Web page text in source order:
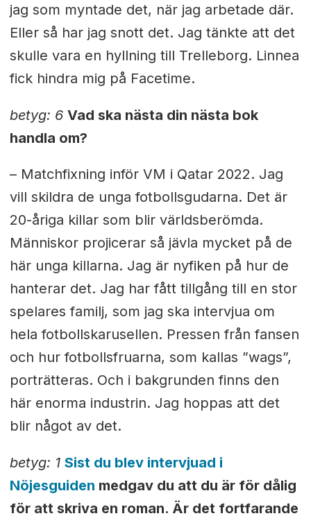
jag som myntade det, när jag arbetade där.
Eller så har jag snott det. Jag tänkte att det
skulle vara en hyllning till Trelleborg. Linnea
fick hindra mig på Facetime.
betyg: 6 Vad ska nästa din nästa bok
handla om?
– Matchfixning inför VM i Qatar 2022. Jag
vill skildra de unga fotbollsgudarna. Det är
20-åriga killar som blir världsberömda.
Människor projicerar så jävla mycket på de
här unga killarna. Jag är nyfiken på hur de
hanterar det. Jag har fått tillgång till en stor
spelares familj, som jag ska intervjua om
hela fotbollskarusellen. Pressen från fansen
och hur fotbollsfruarna, som kallas ”wags”,
porträtteras. Och i bakgrunden finns den
här enorma industrin. Jag hoppas att det
blir något av det.
betyg: 1 Sist du blev intervjuad i
Nöjesguiden medgav du att du är för dålig
för att skriva en roman. Är det fortfarande